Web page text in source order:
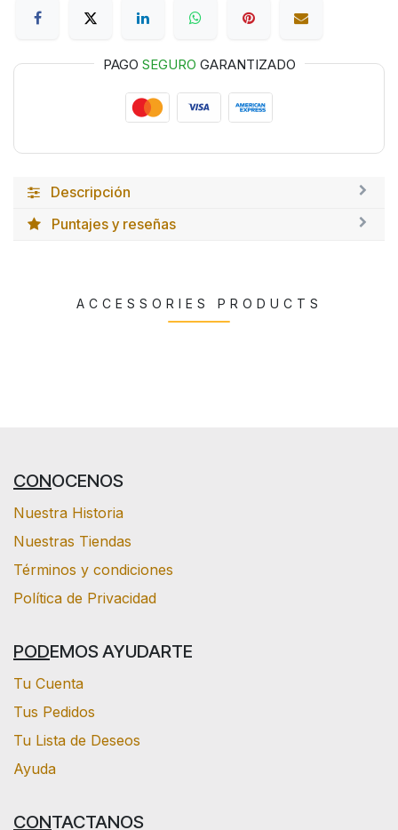
PAGO SEGURO GARANTIZADO
Descripción
Puntajes y reseñas
ACCESSORIES PRODUCTS
CONOCENOS
Nuestra Historia
Nuestras Tiendas
Términos y condiciones
Política de Privacidad
PODEMOS AYUDARTE
Tu Cuenta
Tus Pedidos
Tu Lista de Deseos
Ayuda
CONTACTANOS